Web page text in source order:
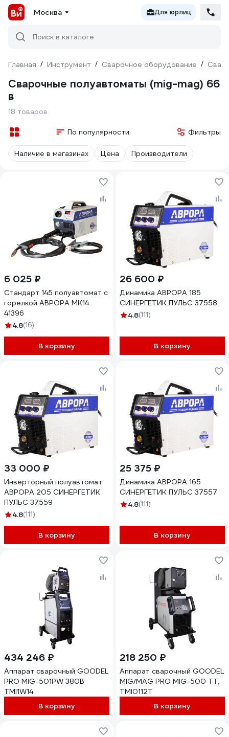
Москва Для юрлиц
Поиск в каталоге
Главная / Инструмент / Сварочное оборудование /
Сварочные полуавтоматы (mig-mag) 66
в
18 товаров
По популярности Фильтры
Наличие в магазинах Цена Производители
6 025 ₽
Стандарт 145 полуавтомат с
горелкой АВРОРА MK14
41396
4.8(16)
В корзину
26 600 ₽
Динамика АВРОРА 185
СИНЕРГЕТИК ПУЛЬС 37558
4.8(111)
В корзину
33 000 ₽
Инверторный полуавтомат
АВРОРА 205 СИНЕРГЕТИК
ПУЛЬС 37559
4.8(111)
В корзину
25 375 ₽
Динамика АВРОРА 165
СИНЕРГЕТИК ПУЛЬС 37557
4.8(111)
В корзину
434 246 ₽
Аппарат сварочный GOODEL
PRO MIG-501PW 380В
TMI1W14
В корзину
218 250 ₽
Аппарат сварочный GOODEL
MIG/MAG PRO MIG-500 ТT,
TMI0112T
В корзину